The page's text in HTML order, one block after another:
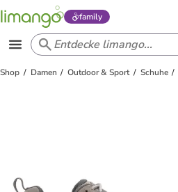
family
Shop Damen Outdoor & Sport Schuhe